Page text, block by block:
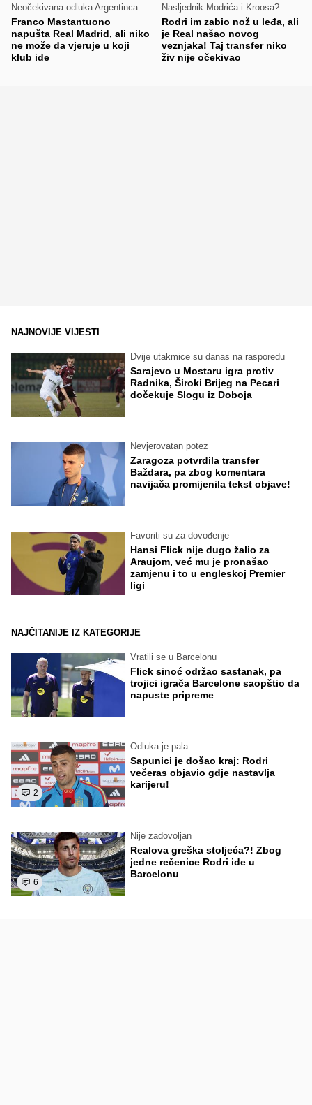
Neočekivana odluka Argentinca
Franco Mastantuono
napušta Real Madrid, ali niko
ne može da vjeruje u koji
klub ide
Nasljednik Modrića i Kroosa?
Rodri im zabio nož u leđa, ali
je Real našao novog
veznjaka! Taj transfer niko
živ nije očekivao
NAJNOVIJE VIJESTI
Dvije utakmice su danas na rasporedu
Sarajevo u Mostaru igra protiv
Radnika, Široki Brijeg na Pecari
dočekuje Slogu iz Doboja
Nevjerovatan potez
Zaragoza potvrdila transfer
Baždara, pa zbog komentara
navijača promijenila tekst objave!
Favoriti su za dovođenje
Hansi Flick nije dugo žalio za
Araujom, već mu je pronašao
zamjenu i to u engleskoj Premier
ligi
NAJČITANIJE IZ KATEGORIJE
Vratili se u Barcelonu
Flick sinoć održao sastanak, pa
trojici igrača Barcelone saopštio da
napuste pripreme
2
Odluka je pala
Sapunici je došao kraj: Rodri
večeras objavio gdje nastavlja
karijeru!
6
Nije zadovoljan
Realova greška stoljeća?! Zbog
jedne rečenice Rodri ide u
Barcelonu